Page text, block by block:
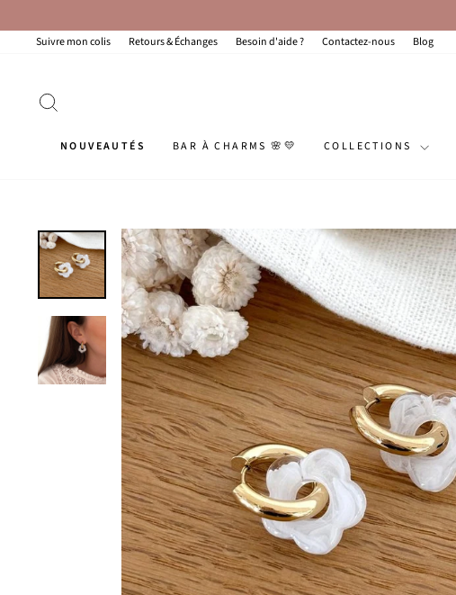
contenuSuivre mon colis Retours & Échanges Besoin d'aide ? Contactez-nous Blog
NOUVEAUTÉS BAR À CHARMS 🌸💛 COLLECTIONS